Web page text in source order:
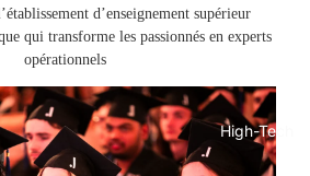
High-Tech
d’enseignement supérieur
qui transforme les passionnés en experts
opérationnels